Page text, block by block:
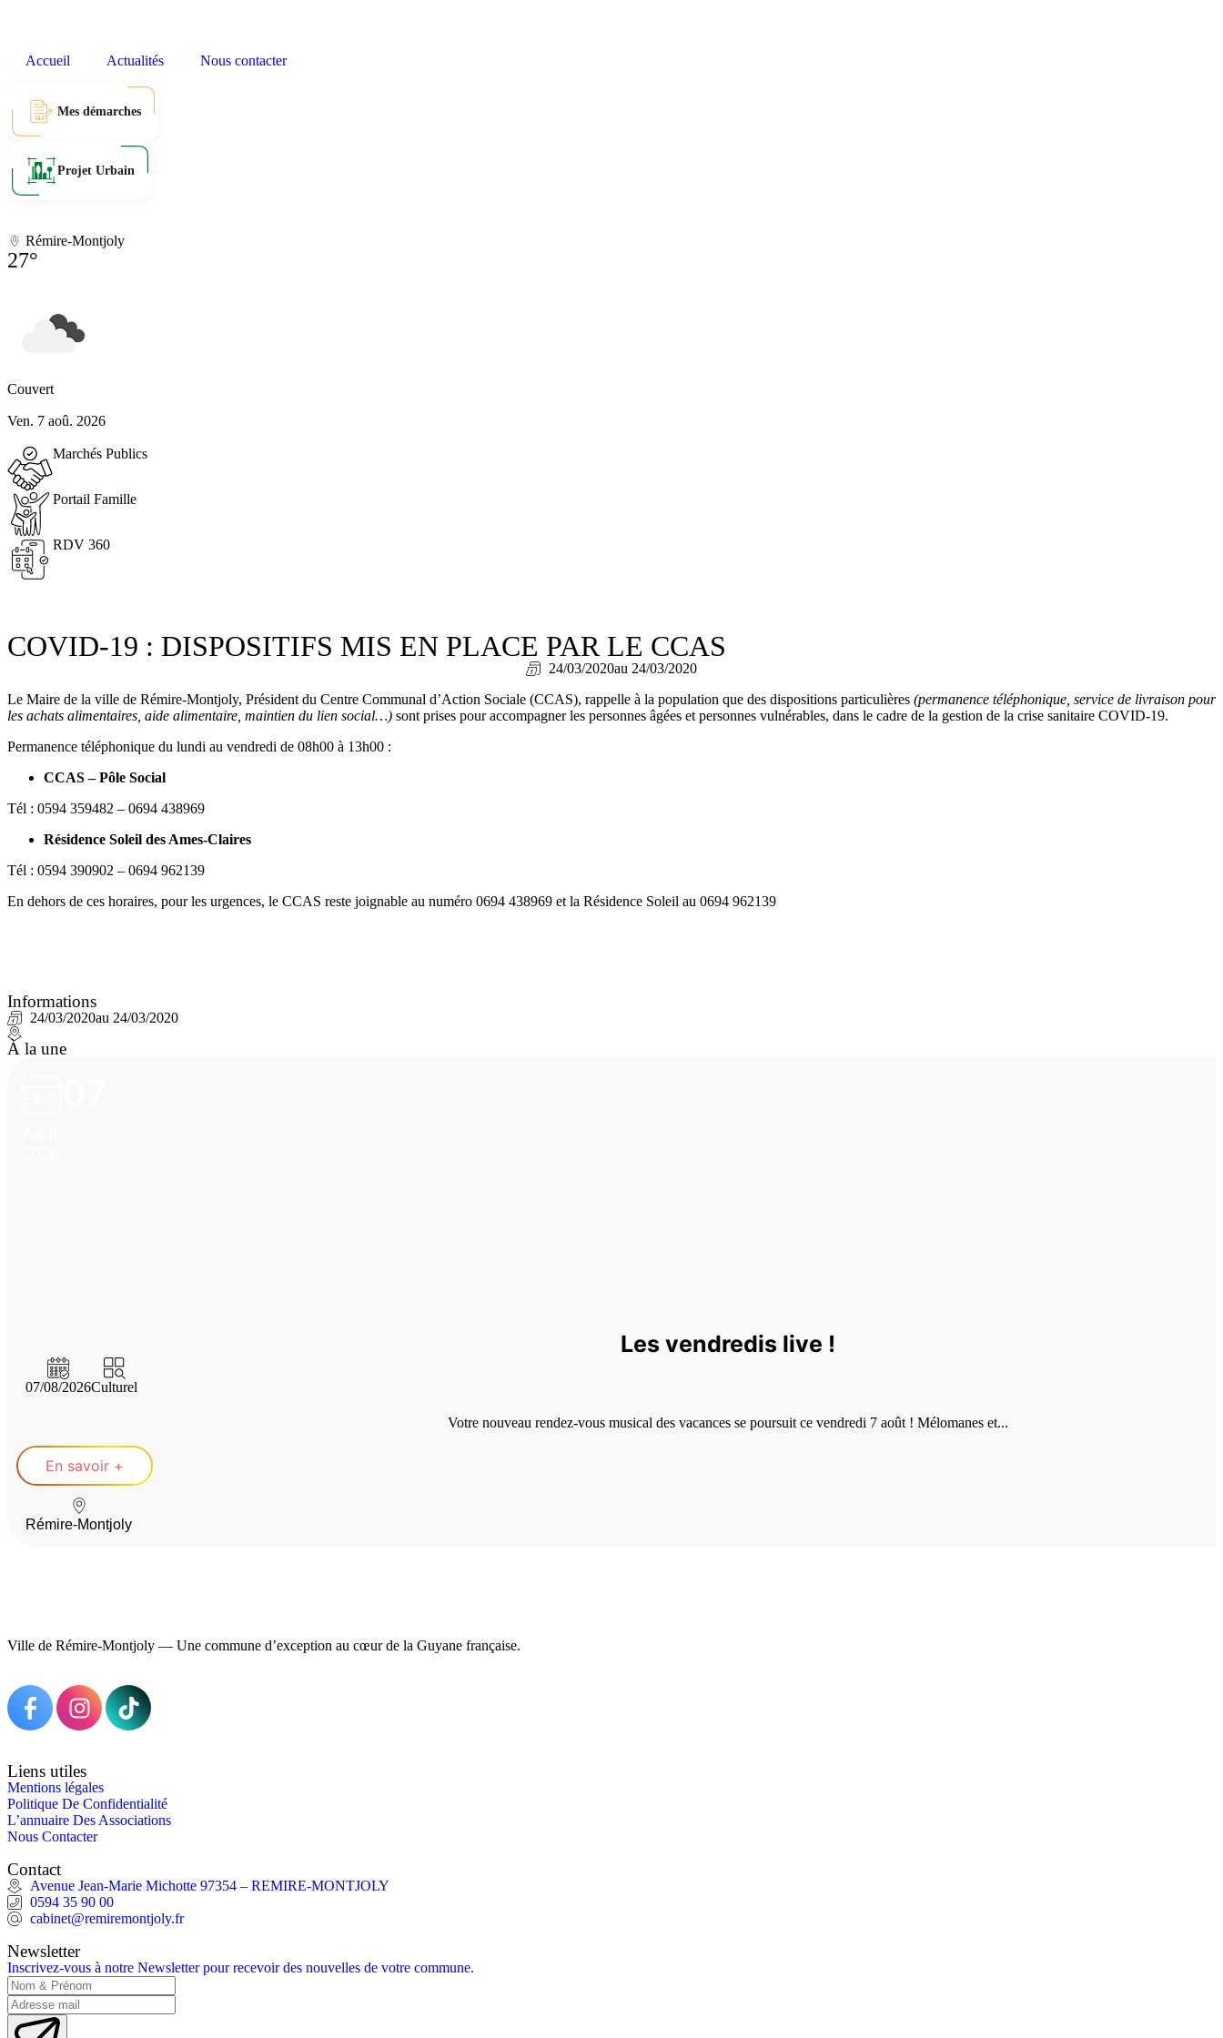
Accueil Actualités Nous contacter
Mes démarches
Projet Urbain
Rémire-Montjoly
27°
Couvert
Ven. 7 aoû. 2026
Marchés Publics
Portail Famille
RDV 360
COVID-19 : DISPOSITIFS MIS EN PLACE PAR LE CCAS
24/03/2020au 24/03/2020
Le Maire de la ville de Rémire-Montjoly, Président du Centre Communal d’Action Sociale (CCAS), rappelle à la population que des dispositions particulières (permanence téléphonique, service de livraison pour
les achats alimentaires, aide alimentaire, maintien du lien social…) sont prises pour accompagner les personnes âgées et personnes vulnérables, dans le cadre de la gestion de la crise sanitaire COVID-19.
Permanence téléphonique du lundi au vendredi de 08h00 à 13h00 :
CCAS – Pôle Social
Tél : 0594 359482 – 0694 438969
Résidence Soleil des Ames-Claires
Tél : 0594 390902 – 0694 962139
En dehors de ces horaires, pour les urgences, le CCAS reste joignable au numéro 0694 438969 et la Résidence Soleil au 0694 962139
Informations
24/03/2020au 24/03/2020
À la une
Les vendredis live !
07/08/2026Culturel
Votre nouveau rendez-vous musical des vacances se poursuit ce vendredi 7 août ! Mélomanes et...
En savoir +
Rémire-Montjoly
Ville de Rémire-Montjoly — Une commune d’exception au cœur de la Guyane française.
Liens utiles
Mentions légales
Politique De Confidentialité
L’annuaire Des Associations
Nous Contacter
Contact
Avenue Jean-Marie Michotte 97354 – REMIRE-MONTJOLY
0594 35 90 00
cabinet@remiremontjoly.fr
Newsletter
Inscrivez-vous à notre Newsletter pour recevoir des nouvelles de votre commune.